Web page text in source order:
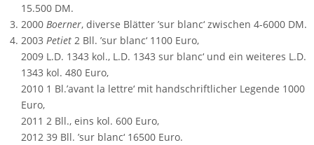
15.500 DM.
2000 Boerner, diverse Blätter ’sur blanc‘ zwischen 4-6000 DM.
2003 Petiet 2 Bll. ’sur blanc‘ 1100 Euro,
2009 L.D. 1343 kol., L.D. 1343 sur blanc‘ und ein weiteres L.D.
1343 kol. 480 Euro,
2010 1 Bl.’avant la lettre‘ mit handschriftlicher Legende 1000
Euro,
2011 2 Bll., eins kol. 600 Euro,
2012 39 Bll. ’sur blanc‘ 16500 Euro.